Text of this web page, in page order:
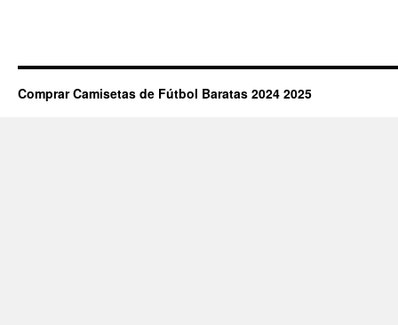
Comprar Camisetas de Fútbol Baratas 2024 2025